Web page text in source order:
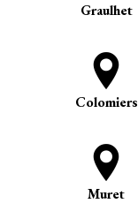
Graulhet
Colomiers
Muret